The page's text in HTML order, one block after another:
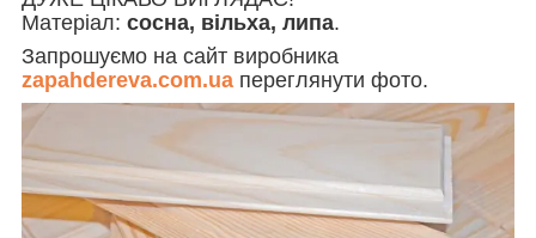
Матеріал: сосна, вільха, липа.
Запрошуємо на сайт виробника
zapahdereva.com.ua переглянути фото.